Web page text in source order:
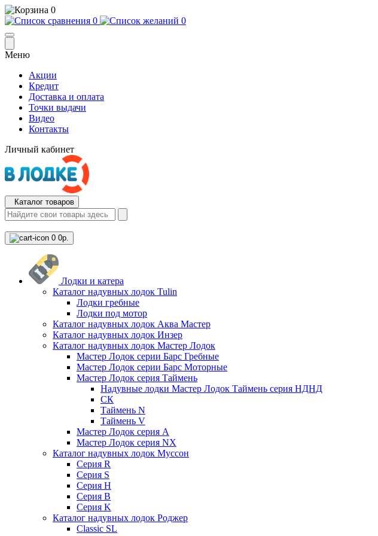
0
0
0
Меню
Акции
Кредит
Доставка и оплата
Точки выдачи
Видео
Контакты
Личный кабинет
Каталог товаров
0 0р.
Лодки и катера
Каталог надувных лодок Tulin
Лодки гребные
Лодки под мотор
Каталог надувных лодок Аква Мастер
Каталог надувных лодок Инзер
Каталог надувных лодок Мастер Лодок
Мастер Лодок серии Барс Гребные
Мастер Лодок серии Барс Моторные
Мастер Лодок серия Таймень
Надувные лодки Мастер Лодок Таймень серия НДНД
СК
Таймень N
Таймень V
Мастер Лодок серия А
Мастер Лодок серия NX
Каталог надувных лодок Муссон
Серия R
Серия S
Серия H
Серия B
Серия K
Каталог надувных лодок Роджер
Classic SL